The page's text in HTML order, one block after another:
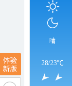
晴
28/23℃